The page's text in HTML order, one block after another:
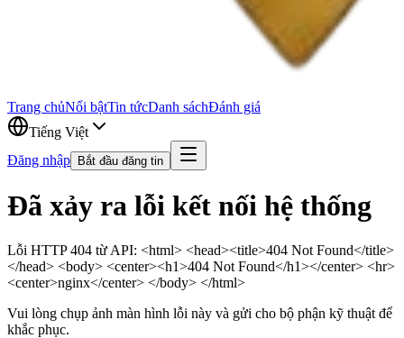
Trang chủNổi bậtTin tứcDanh sáchĐánh giá
Tiếng Việt
Đăng nhập
Bắt đầu đăng tin
Đã xảy ra lỗi kết nối hệ thống
Lỗi HTTP 404 từ API: <html> <head><title>404 Not Found</title>
</head> <body> <center><h1>404 Not Found</h1></center> <hr>
<center>nginx</center> </body> </html>
Vui lòng chụp ảnh màn hình lỗi này và gửi cho bộ phận kỹ thuật để
khắc phục.